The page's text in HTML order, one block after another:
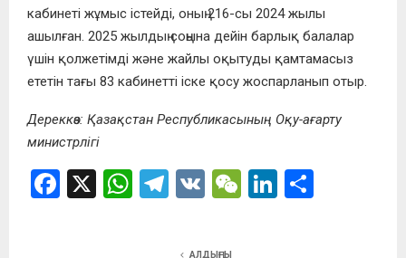
кабинеті жұмыс істейді, оның 216-сы 2024 жылы
ашылған. 2025 жылдың соңына дейін барлық балалар
үшін қолжетімді және жайлы оқытуды қамтамасыз
ететін тағы 83 кабинетті іске қосу жоспарланып отыр.
Дереккөз: Қазақстан Республикасының Оқу-ағарту
министрлігі
F
X
W T
V
W Li
АЛДЫҢҒЫ